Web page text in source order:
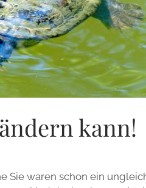
kann!
Sie waren schon ein